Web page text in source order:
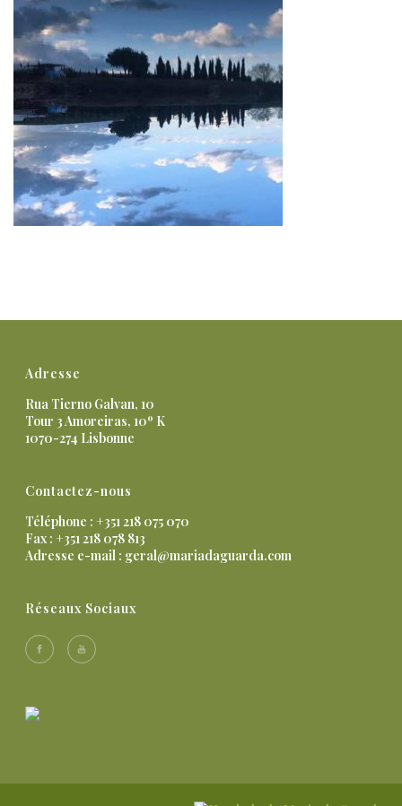
Adresse
Rua Tierno Galvan, 10
Tour 3 Amoreiras, 10º K
1070-274 Lisbonne
Contactez-nous
Téléphone : +351 218 075 070
Fax : +351 218 078 813
Adresse e-mail : geral@mariadaguarda.com
Réseaux Sociaux